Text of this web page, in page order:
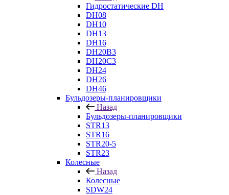
Гидростатические DH
DH08
DH10
DH13
DH16
DH20B3
DH20C3
DH24
DH26
DH46
Бульдозеры-планировщики
Назад
Бульдозеры-планировщики
STR13
STR16
STR20-5
STR23
Колесные
Назад
Колесные
SDW24